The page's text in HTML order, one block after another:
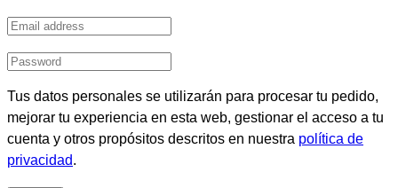
Tus datos personales se utilizarán para procesar tu pedido,
mejorar tu experiencia en esta web, gestionar el acceso a tu
cuenta y otros propósitos descritos en nuestra política de
privacidad.